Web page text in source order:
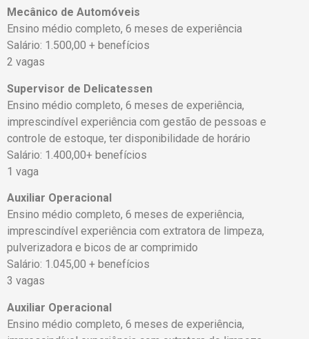
Mecânico de Automóveis
Ensino médio completo, 6 meses de experiência
Salário: 1.500,00 + benefícios
2 vagas
Supervisor de Delicatessen
Ensino médio completo, 6 meses de experiência,
imprescindível experiência com gestão de pessoas e
controle de estoque, ter disponibilidade de horário
Salário: 1.400,00+ benefícios
1 vaga
Auxiliar Operacional
Ensino médio completo, 6 meses de experiência,
imprescindível experiência com extratora de limpeza,
pulverizadora e bicos de ar comprimido
Salário: 1.045,00 + benefícios
3 vagas
Auxiliar Operacional
Ensino médio completo, 6 meses de experiência,